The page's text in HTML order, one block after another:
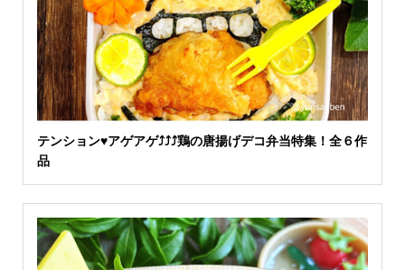
テンション♥アゲアゲ⤴︎⤴︎⤴︎鶏の唐揚げデコ弁当特集！全６作
品